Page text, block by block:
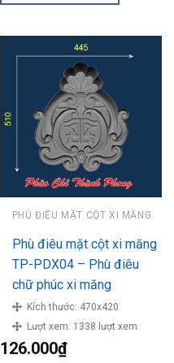
PHÙ ĐIÊU MẶT CỘT XI MĂNG
Phù điêu mặt cột xi măng
TP-PDX04 – Phù điêu
chữ phúc xi măng
Kích thước: 470x420
Lượt xem: 1338 lượt xem
126.000₫